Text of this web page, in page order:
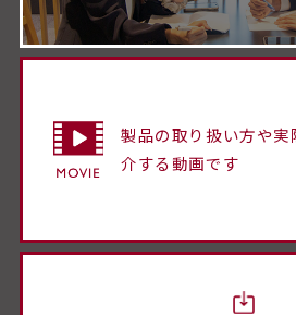
製品の取り扱い方や
介する動画です